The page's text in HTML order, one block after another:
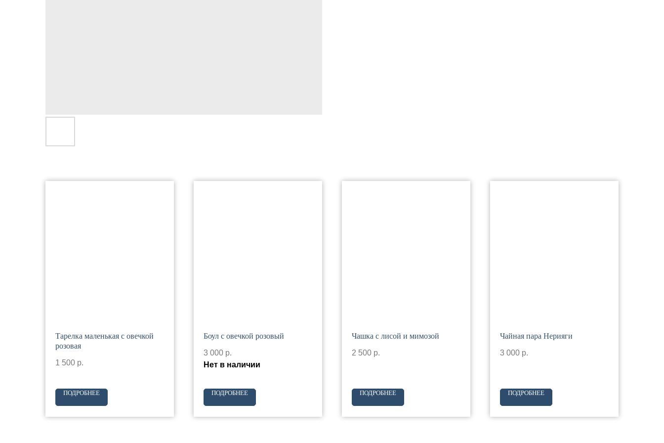
Тарелка маленькая с овечкой
розовая
1 500 р.
ПОДРОБНЕЕ
Боул с овечкой розовый
3 000 р.
Нет в наличии
ПОДРОБНЕЕ
Чашка с лисой и мимозой
2 500 р.
ПОДРОБНЕЕ
Чайная пара Нерияги
3 000 р.
ПОДРОБНЕЕ